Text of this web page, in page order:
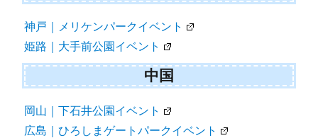
神戸｜メリケンパークイベント
姫路｜大手前公園イベント
中国
岡山｜下石井公園イベント
広島｜ひろしまゲートパークイベント